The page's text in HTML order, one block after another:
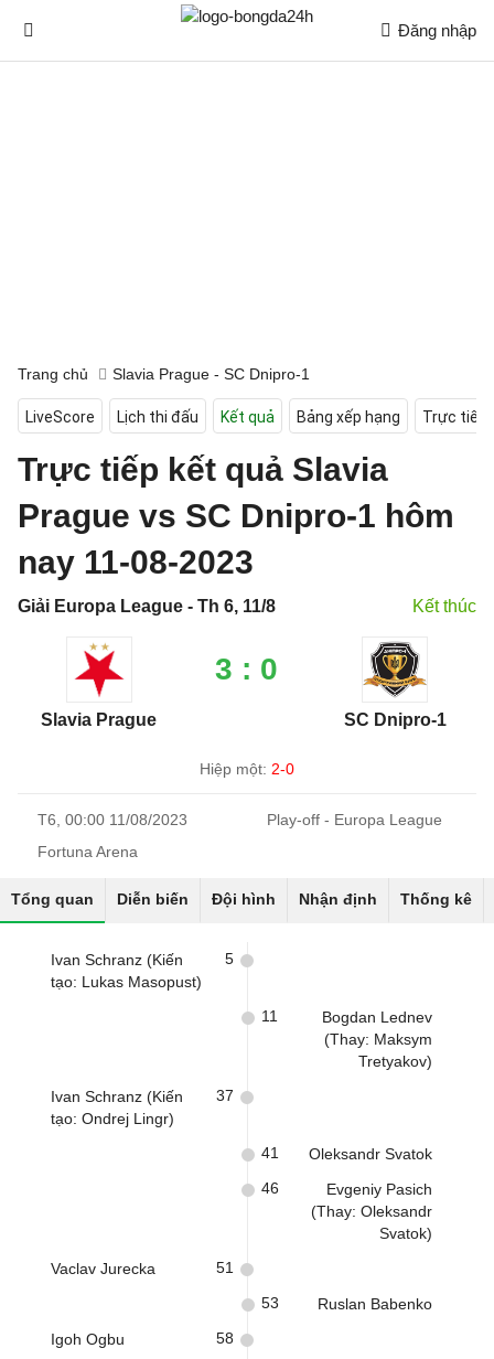
Đăng nhập
Trang chủ Slavia Prague - SC Dnipro-1
LiveScore Lịch thi đấu Kết quả Bảng xếp hạng Trực tiếp
Trực tiếp kết quả Slavia
Prague vs SC Dnipro-1 hôm
nay 11-08-2023
Giải Europa League - Th 6, 11/8 Kết thúc
Slavia Prague
3 : 0
SC Dnipro-1
Hiệp một: 2-0
T6, 00:00 11/08/2023
Play-off - Europa League
Fortuna Arena
Tổng quan Diễn biến Đội hình Nhận định Thống kê
Ivan Schranz (Kiến
tạo: Lukas Masopust)
5
Bogdan Lednev
(Thay: Maksym
Tretyakov)
11
Ivan Schranz (Kiến
tạo: Ondrej Lingr)
37
Oleksandr Svatok
41
Evgeniy Pasich
(Thay: Oleksandr
Svatok)
46
Vaclav Jurecka 51
Ruslan Babenko
53
Igoh Ogbu 58